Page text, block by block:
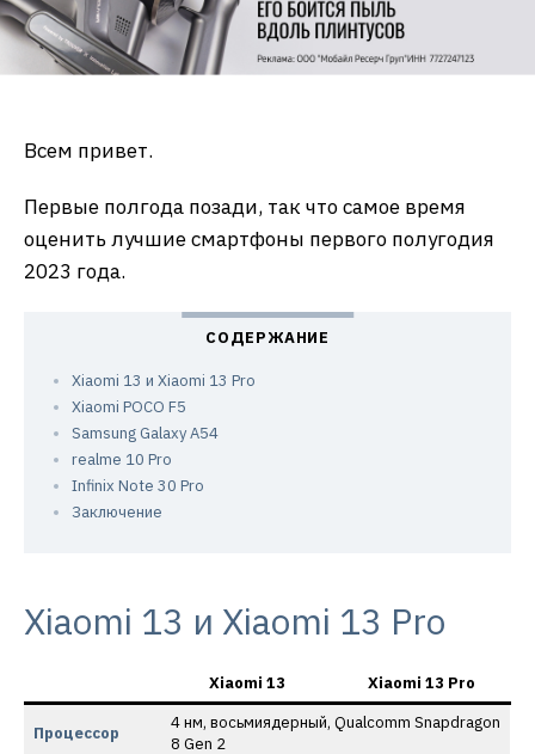
Всем привет.
Первые полгода позади, так что самое время
оценить лучшие смартфоны первого полугодия
2023 года.
Xiaomi 13 и Xiaomi 13 Pro
Xiaomi POCO F5
Samsung Galaxy A54
realme 10 Pro
Infinix Note 30 Pro
Заключение
Xiaomi 13 и Xiaomi 13 Pro
Xiaomi 13 Xiaomi 13 Pro
Процессор
4 нм, восьмиядерный, Qualcomm Snapdragon
8 Gen 2